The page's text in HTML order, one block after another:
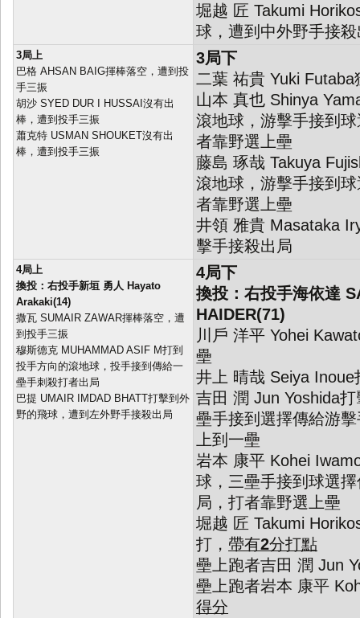
堀越 匠 Takumi
球，遭到中外野手接
3局上
巴格 AHSAN BAIG揮棒落空，遭到投
手三振
胡沙 SYED DUR I HUSSAI沒有出
棒，遭到投手三振
蕭克特 USMAN SHOUKET沒有出
棒，遭到投手三振
3局下
二葉 祐貴 Yuki
山本 真也 Shinya
滾地球，游擊手接到
者靠野選上壘
藤島 琢哉 Takuya
滾地球，游擊手接到
者靠野選上壘
井領 雅貴 Masataka
擊手接殺出局
4局上
換投：右投手新垣 勇人 Hayato
Arakaki(14)
撒瓦 SUMAIR ZAWAR揮棒落空，遭
到投手三振
穆斯德克 MUHAMMAD ASIF M打到
投手方向的滾地球，投手接到傳給一
壘手刺殺打者出局
巴提 UMAIR IMDAD BHATT打擊到外
野的飛球，遭到左外野手接殺出局
4局下
換投：右投手海依達
HAIDER(71)
川戶 洋平 Yohei
壘
井上 晴哉 Seiya Inoue
吉田 潤 Jun Yoshida
壘手接到選擇傳給游
上到一壘
岩本 康平 Kohei
球，三壘手接到球選
局，打者靠野選上壘
堀越 匠 Takumi
打， 帶有2分打點
壘上跑者吉田 潤 Jun
壘上跑者岩本 康平
得分